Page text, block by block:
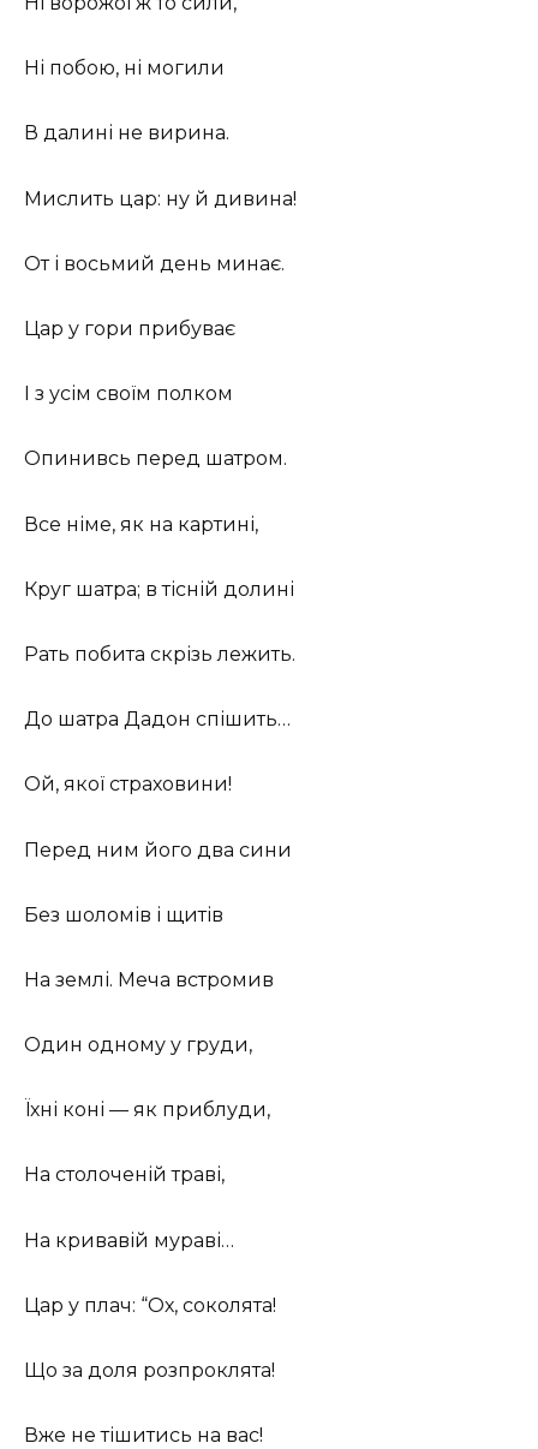
Ні побою, ні могили
В далині не вирина.
Мислить цар: ну й дивина!
От і восьмий день минає.
Цар у гори прибуває
І з усім своїм полком
Опинивсь перед шатром.
Все німе, як на картині,
Круг шатра; в тісній долині
Рать побита скрізь лежить.
До шатра Дадон спішить…
Ой, якої страховини!
Перед ним його два сини
Без шоломів і щитів
На землі. Меча встромив
Один одному у груди,
Їхні коні — як приблуди,
На столоченій траві,
На кривавій мураві…
Цар у плач: “Ох, соколята!
Що за доля розпроклята!
Вже не тішитись на вас!